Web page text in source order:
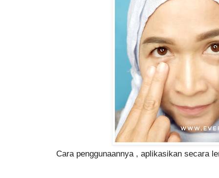
Cara penggunaannya , aplikasikan secara